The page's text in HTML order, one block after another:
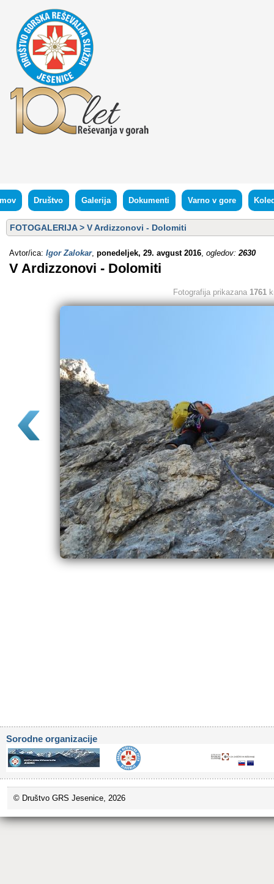
Društvo Galerija Dokumenti Varno v gore
FOTOGALERIJA> V Ardizzonovi - Dolomiti
Avtor/ica: Igor Zalokar, ponedeljek, 29. avgust 2016, ogledov:2630
V Ardizzonovi - Dolomiti
Fotografija prikazana 1761
Sorodne organizacije
© Društvo GRS Jesenice, 2026